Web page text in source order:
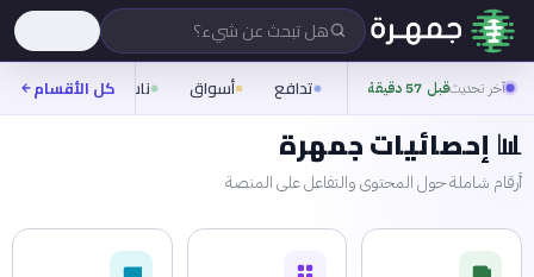
هل تبحث عن شيء؟
آخر تحديثقبل 57 دقيقة تدافع أسواق ناس روح
كل الأقسام
📊 إحصائيات جمهرة
أرقام شاملة حول المحتوى والتفاعل على المنصة